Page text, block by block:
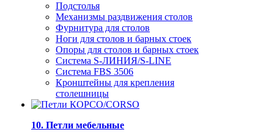
Подстолья
Механизмы раздвижения столов
Фурнитура для столов
Ноги для столов и барных стоек
Опоры для столов и барных стоек
Система S-ЛИНИЯ/S-LINE
Система FBS 3506
Кронштейны для крепления
столешницы
10. Петли мебельные